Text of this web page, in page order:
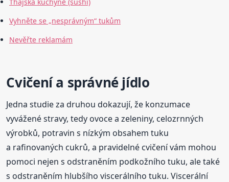
Vyhněte se „nesprávným“ tukům
Nevěřte reklamám
Cvičení a správné jídlo
Jedna studie za druhou dokazují, že konzumace
vyvážené stravy, tedy ovoce a zeleniny, celozrnných
výrobků, potravin s nízkým obsahem tuku
a rafinovaných cukrů, a pravidelné cvičení vám mohou
pomoci nejen s odstraněním podkožního tuku, ale také
s odstraněním hlubšího viscerálního tuku. Viscerální